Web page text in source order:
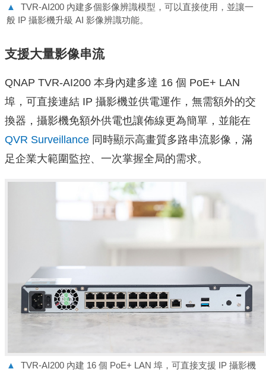
▲
TVR-AI200 內建多個影像辨識模型，可以直接使用，並讓一
般 IP 攝影機升級 AI 影像辨識功能。
⽀援⼤量影像串流
QNAP TVR-AI200 本身內建多達 16 個 PoE+ LAN
埠，可直接連結 IP 攝影機並供電運作，無需額外的交
換器，攝影機免額外供電也讓佈線更為簡單，並能在
QVR Surveillance 同時顯示高畫質多路串流影像，滿
足企業大範圍監控、一次掌握全局的需求。
▲
TVR-AI200 內建 16 個 PoE+ LAN 埠，可直接支援 IP 攝影機